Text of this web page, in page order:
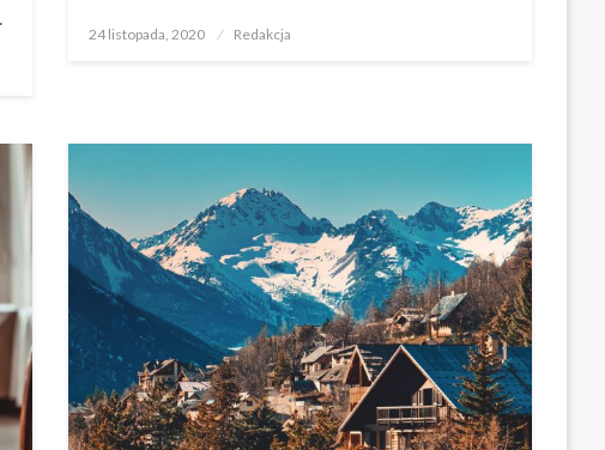
Opublikowane
24 listopada, 2020 Redakcja